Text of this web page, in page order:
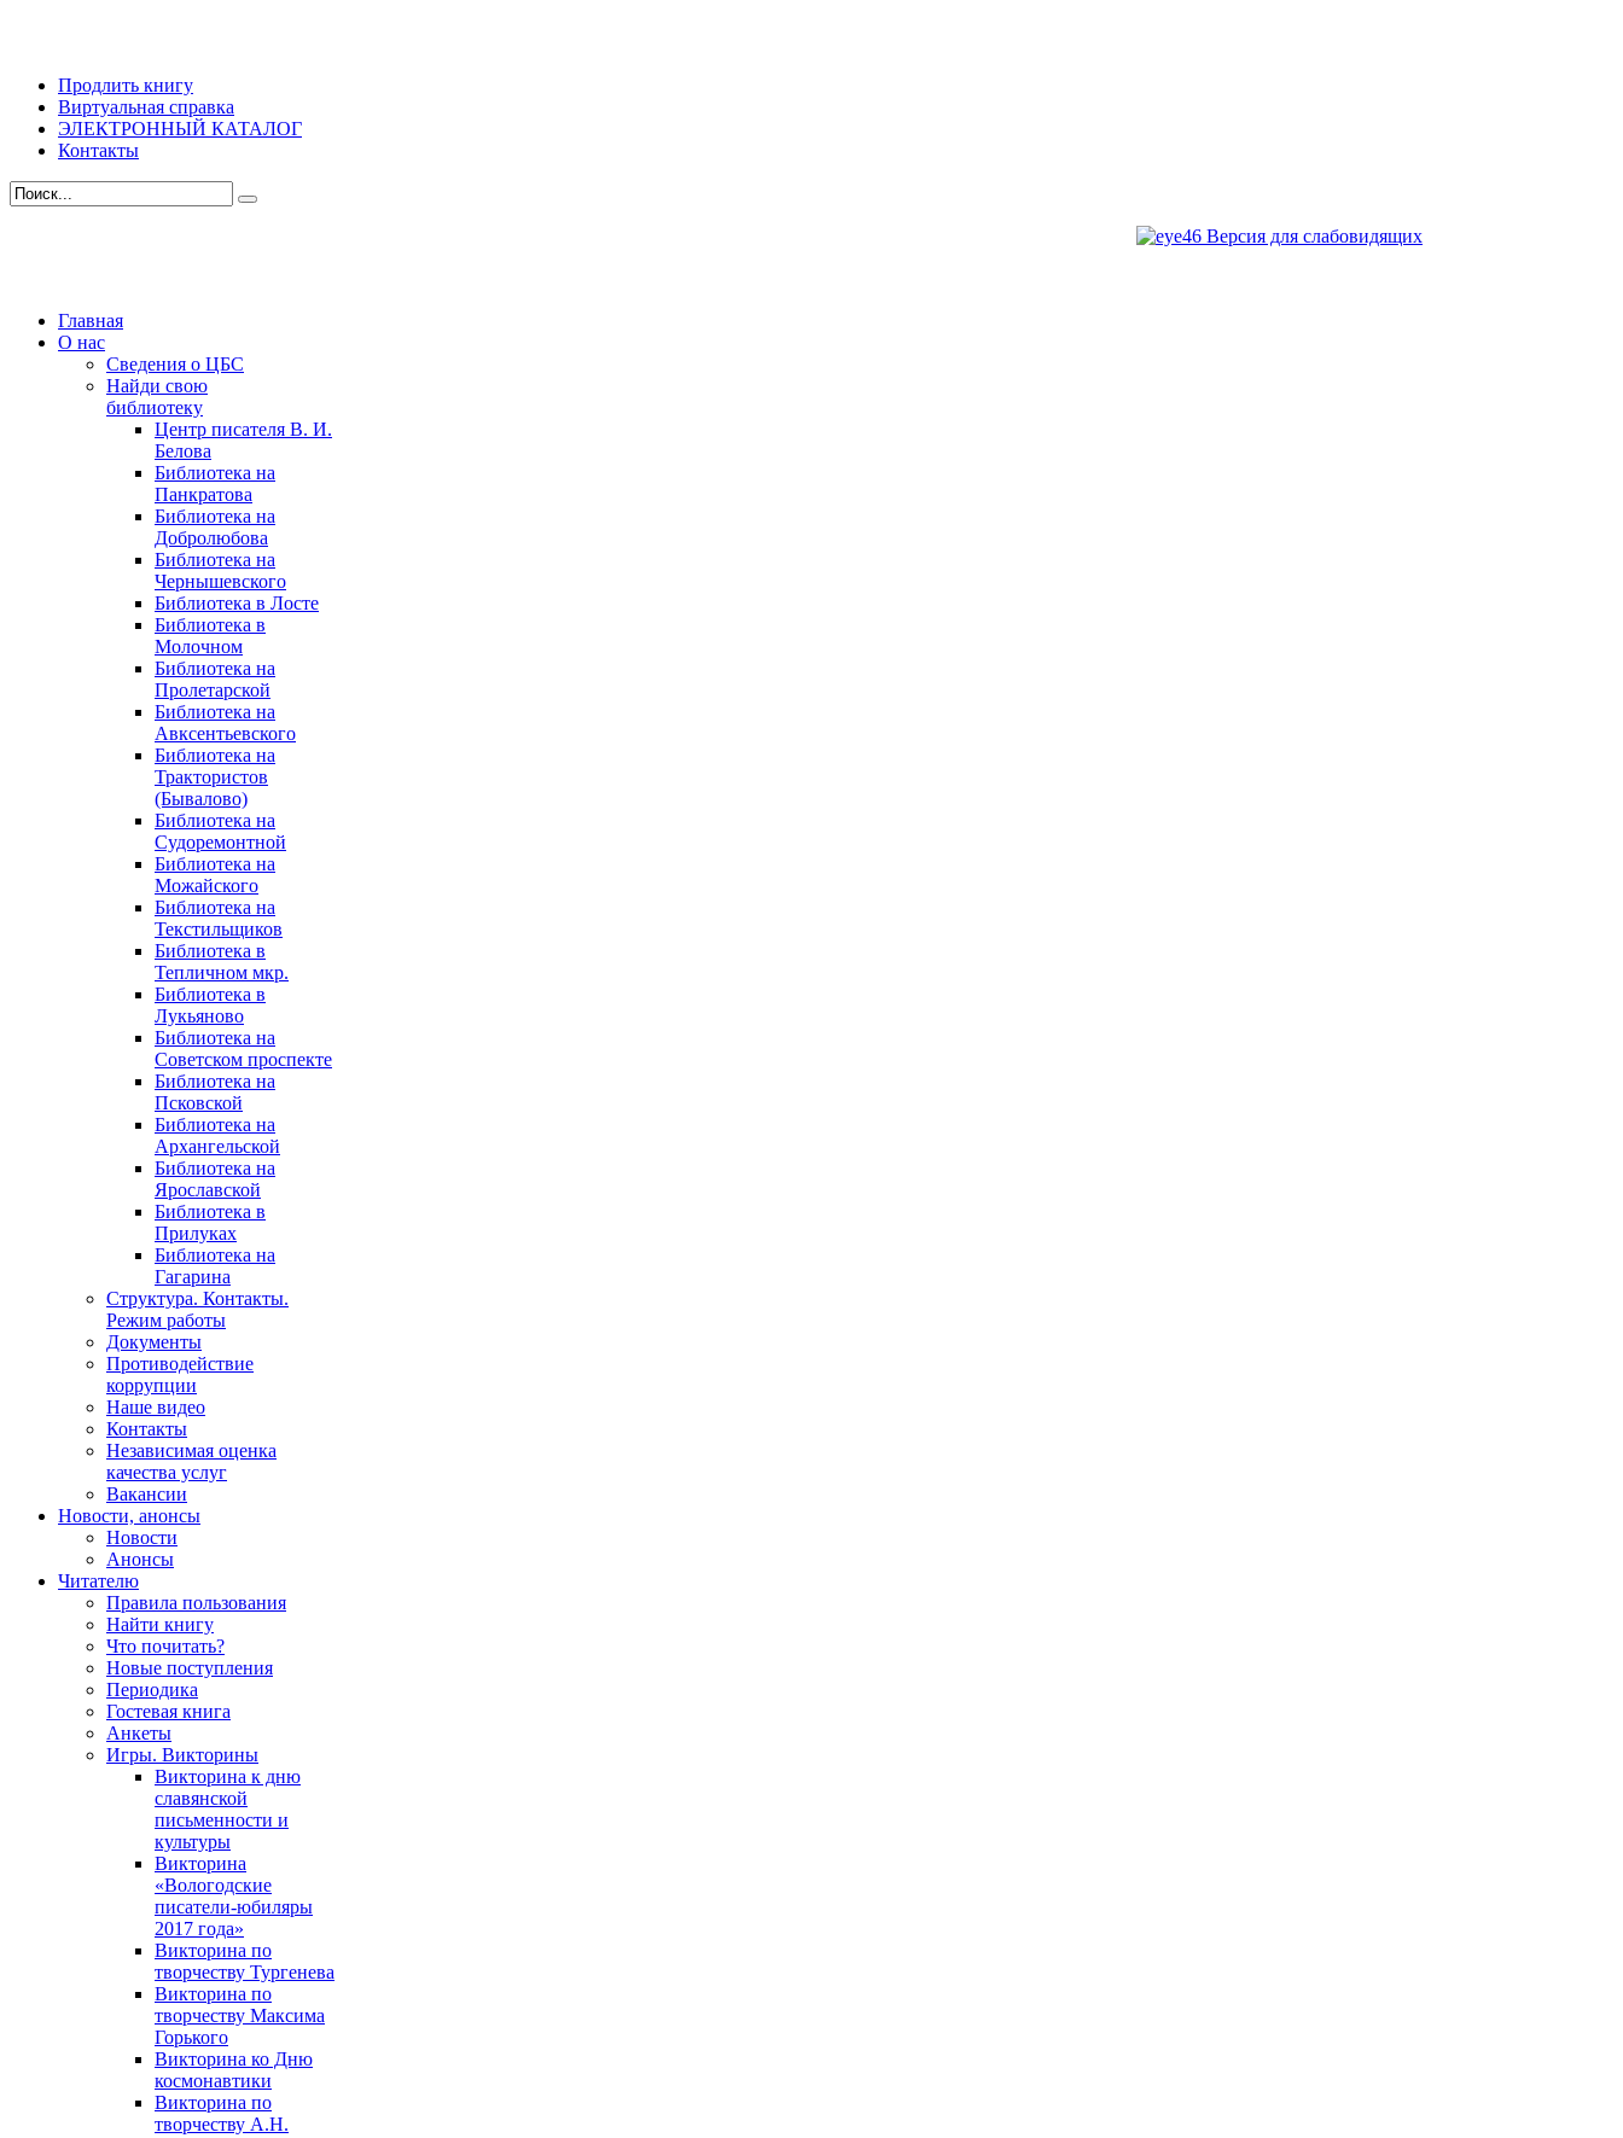
Продлить книгу
Виртуальная справка
ЭЛЕКТРОННЫЙ КАТАЛОГ
Контакты
Версия для слабовидящих
Главная
О нас
Сведения о ЦБС
Найди свою
библиотеку
Центр писателя В. И.
Белова
Библиотека на
Панкратова
Библиотека на
Добролюбова
Библиотека на
Чернышевского
Библиотека в Лосте
Библиотека в
Молочном
Библиотека на
Пролетарской
Библиотека на
Авксентьевского
Библиотека на
Трактористов
(Бывалово)
Библиотека на
Судоремонтной
Библиотека на
Можайского
Библиотека на
Текстильщиков
Библиотека в
Тепличном мкр.
Библиотека в
Лукьяново
Библиотека на
Советском проспекте
Библиотека на
Псковской
Библиотека на
Архангельской
Библиотека на
Ярославской
Библиотека в
Прилуках
Библиотека на
Гагарина
Структура. Контакты.
Режим работы
Документы
Противодействие
коррупции
Наше видео
Контакты
Независимая оценка
качества услуг
Вакансии
Новости, анонсы
Новости
Анонсы
Читателю
Правила пользования
Найти книгу
Что почитать?
Новые поступления
Периодика
Гостевая книга
Анкеты
Игры. Викторины
Викторина к дню
славянской
письменности и
культуры
Викторина
«Вологодские
писатели-юбиляры
2017 года»
Викторина по
творчеству Тургенева
Викторина по
творчеству Максима
Горького
Викторина ко Дню
космонавтики
Викторина по
творчеству А.Н.